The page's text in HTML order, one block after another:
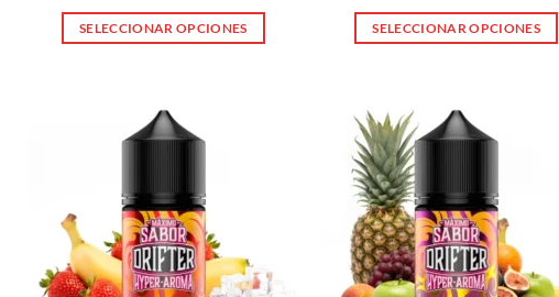
precios:
desde
SELECCIONAR OPCIONES
tiene
múltiples
opciones
se
pueden
elegir
precios:
desde
SELECCIONAR OPCIONES
tiene
múltiples
opciones
se
pueden
elegir